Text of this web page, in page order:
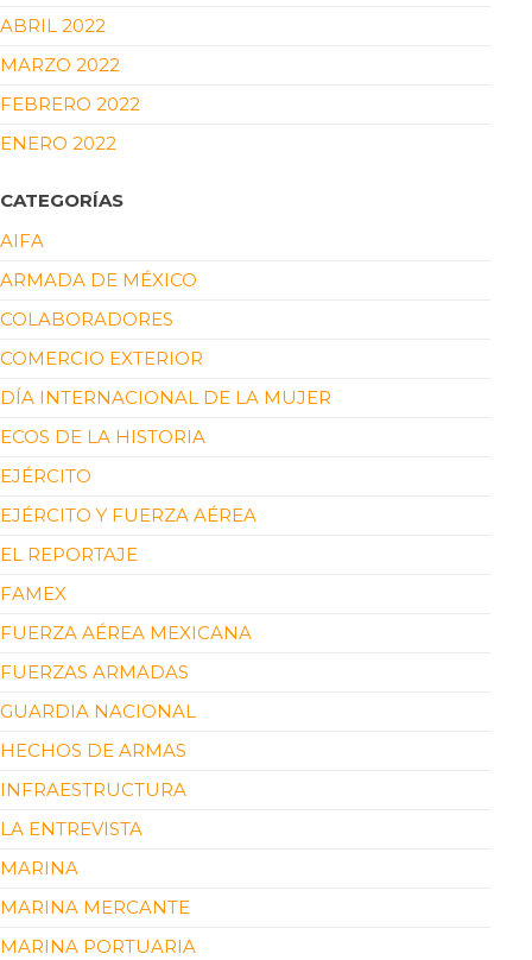
ABRIL 2022
MARZO 2022
FEBRERO 2022
ENERO 2022
CATEGORÍAS
AIFA
ARMADA DE MÉXICO
COLABORADORES
COMERCIO EXTERIOR
DÍA INTERNACIONAL DE LA MUJER
ECOS DE LA HISTORIA
EJÉRCITO
EJÉRCITO Y FUERZA AÉREA
EL REPORTAJE
FAMEX
FUERZA AÉREA MEXICANA
FUERZAS ARMADAS
GUARDIA NACIONAL
HECHOS DE ARMAS
INFRAESTRUCTURA
LA ENTREVISTA
MARINA
MARINA MERCANTE
MARINA PORTUARIA